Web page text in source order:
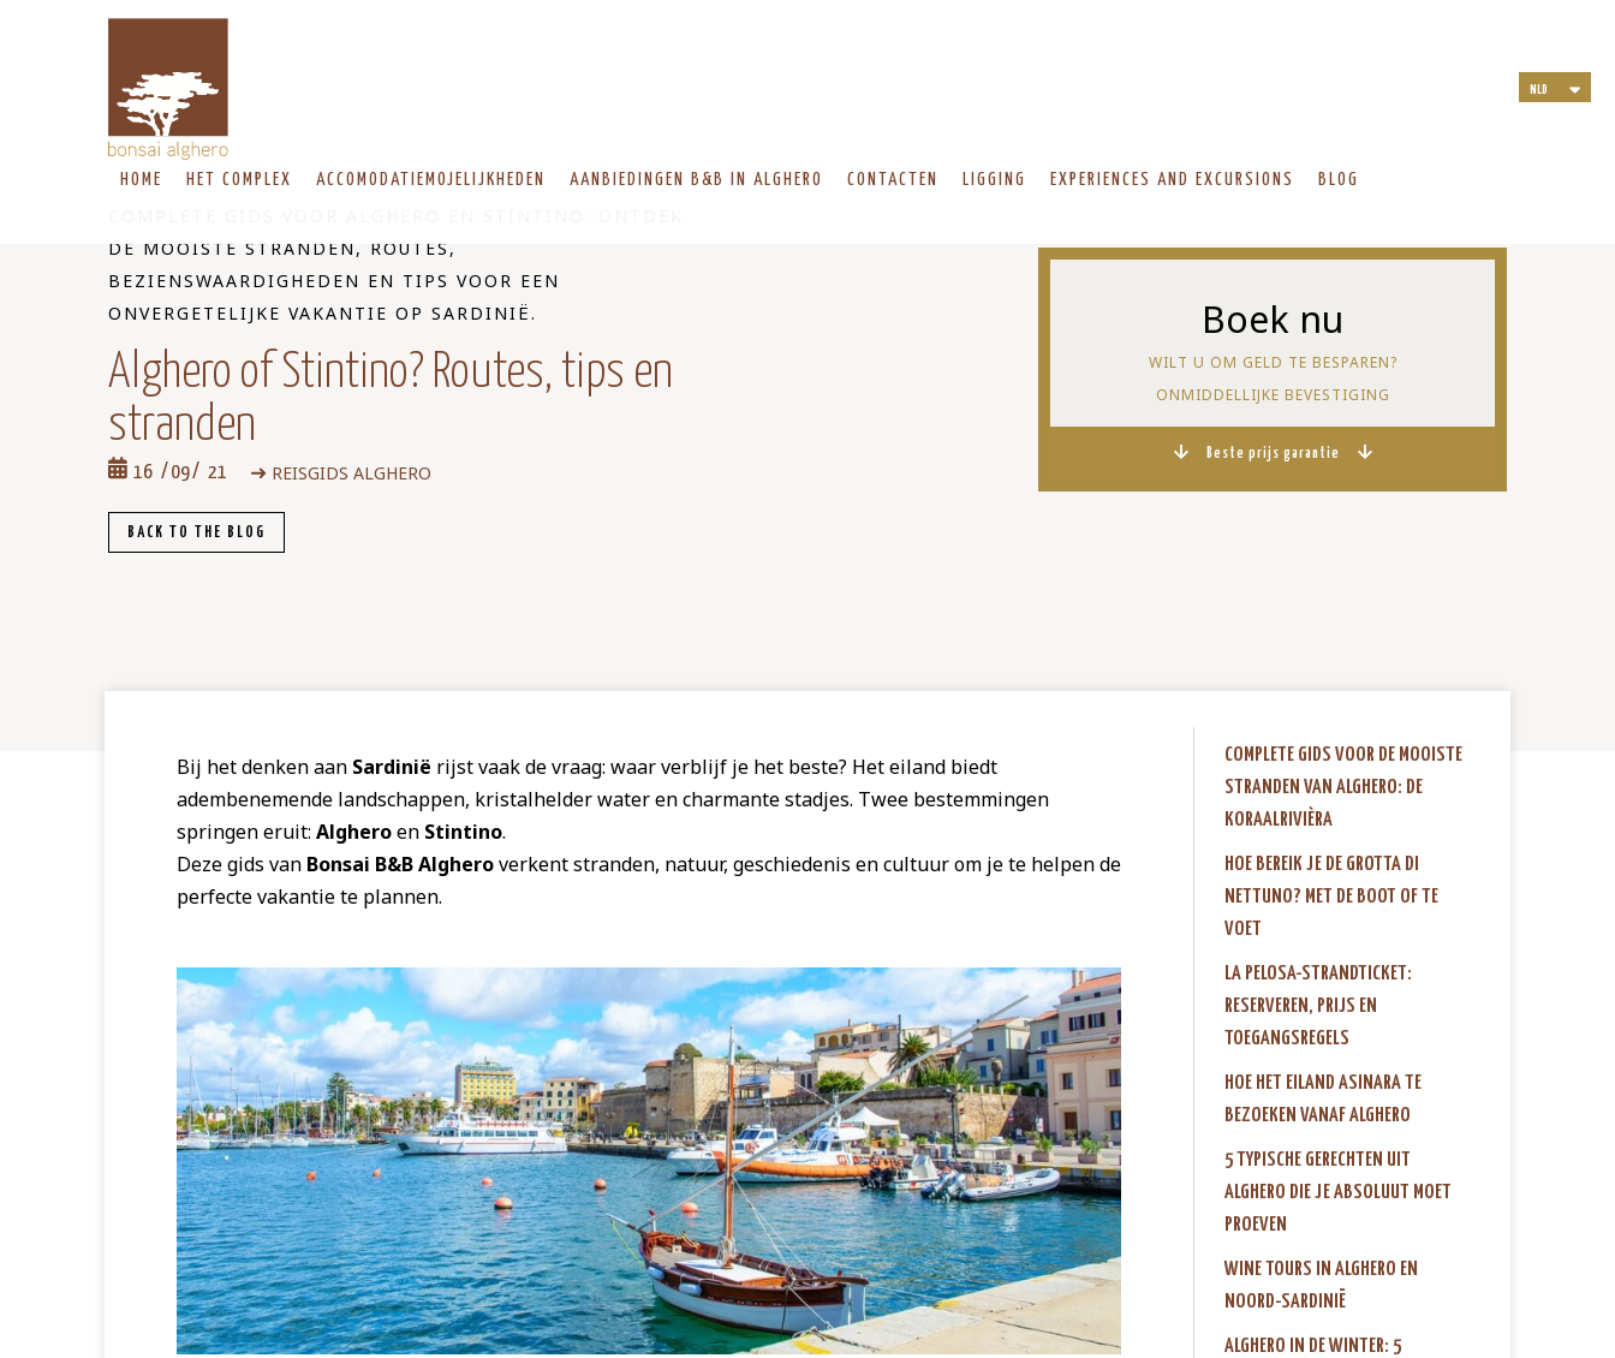
HOME HET COMPLEX ACCOMODATIEMOJELIJKHEDEN AANBIEDINGEN B&B IN ALGHERO CONTACTEN LIGGING EXPERIENCES AND EXCURSIONS BLOG
NLD
DE MOOISTE STRANDEN, ROUTES,
BEZIENSWAARDIGHEDEN EN TIPS VOOR EEN
ONVERGETELIJKE VAKANTIE OP SARDINIË.
Alghero of Stintino? Routes, tips en
stranden
16 09 21 REISGIDS ALGHERO
BACK TO THE BLOG
Boek nu
WILT U OM GELD TE BESPAREN?
ONMIDDELLIJKE BEVESTIGING
Beste prijs garantie
Bij het denken aan Sardinië rijst vaak de vraag: waar verblijf je het beste? Het eiland biedt
adembenemende landschappen, kristalhelder water en charmante stadjes. Twee bestemmingen
springen eruit: Algheroen Stintino.
Deze gids van Bonsai B&B Algheroverkent stranden, natuur, geschiedenis en cultuur om je te helpen de
perfecte vakantie te plannen.
COMPLETE GIDS VOOR DE MOOISTE
STRANDEN VAN ALGHERO: DE
KORAALRIVIÈRA
HOE BEREIK JE DE GROTTA DI
NETTUNO? MET DE BOOT OF TE
VOET
LA PELOSA-STRANDTICKET:
RESERVEREN, PRIJS EN
TOEGANGSREGELS
HOE HET EILAND ASINARA TE
BEZOEKEN VANAF ALGHERO
5 TYPISCHE GERECHTEN UIT
ALGHERO DIE JE ABSOLUUT MOET
PROEVEN
WINE TOURS IN ALGHERO EN
NOORD-SARDINIË
ALGHERO IN DE WINTER: 5